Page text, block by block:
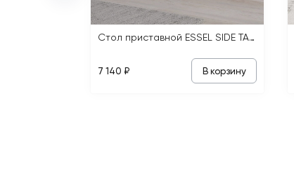
Стол приставной ESSEL SIDE TABLE
7 140 ₽ В корзину